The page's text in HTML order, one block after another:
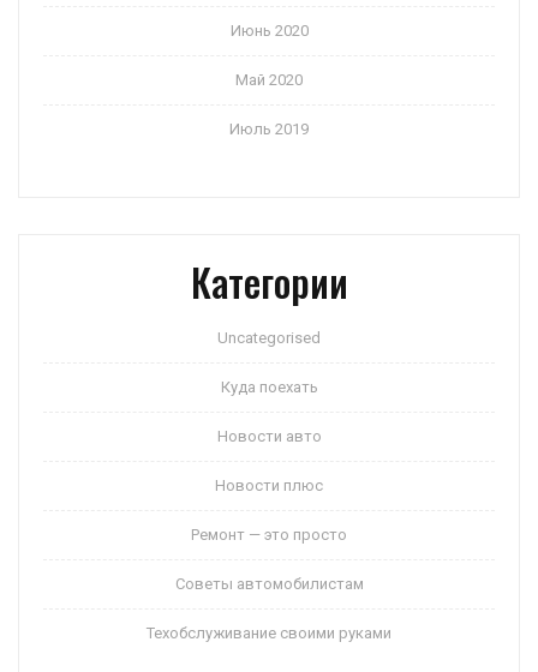
Июнь 2020
Май 2020
Июль 2019
Категории
Uncategorised
Куда поехать
Новости авто
Новости плюс
Ремонт — это просто
Советы автомобилистам
Техобслуживание своими руками